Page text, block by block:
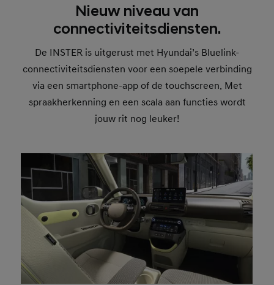
Nieuw niveau van
connectiviteitsdiensten.
De INSTER is uitgerust met Hyundai’s Bluelink-
connectiviteitsdiensten voor een soepele verbinding
via een smartphone-app of de touchscreen. Met
spraakherkenning en een scala aan functies wordt
jouw rit nog leuker!